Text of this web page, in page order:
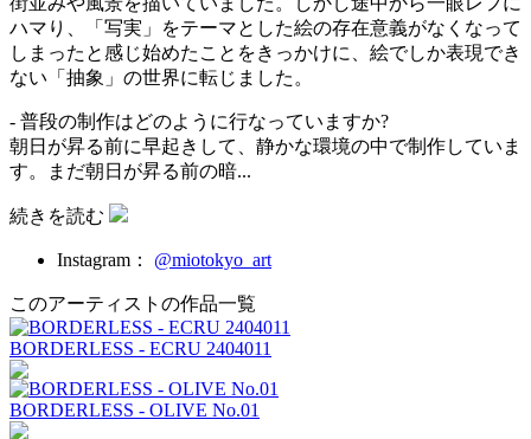
ハマり、「写実」をテーマとした絵の存在意義がなくなって
しまったと感じ始めたことをきっかけに、絵でしか表現でき
ない「抽象」の世界に転じました。
- 普段の制作はどのように行なっていますか?
朝日が昇る前に早起きして、静かな環境の中で制作していま
す。まだ朝日が昇る前の暗...
続きを読む
Instagram： @miotokyo_art
このアーティストの作品一覧
BORDERLESS - ECRU 2404011
BORDERLESS - OLIVE No.01